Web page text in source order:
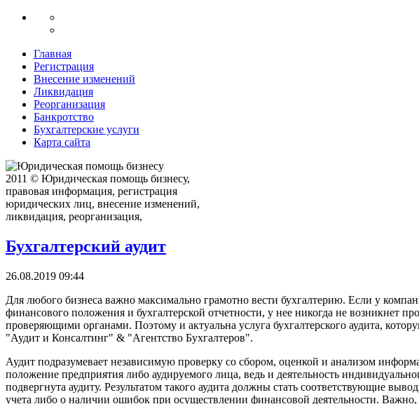
Главная
Регистрация
Внесение изменений
Ликвидация
Реорганизация
Банкротство
Бухгалтерские услуги
Карта сайта
Бухгалтерский аудит
26.08.2019 09:44
Для любого бизнеса важно максимально грамотно вести бухгалтерию. Если у
финансового положения и бухгалтерской отчетности, у нее никогда не возникнет
проверяющими органами. Поэтому и актуальна услуга бухгалтерского аудита,
"Аудит и Консалтинг" & "Агентство Бухгалтеров".
Аудит подразумевает независимую проверку со сбором, оценкой и анализом
положение предприятия либо аудируемого лица, ведь и деятельность
подвергнута аудиту. Результатом такого аудита должны стать соответствующие
учета либо о наличии ошибок при осуществлении финансовой деятельности.
2011 © Юридическая помощь бизнесу,
правовая информация, регистрация
юридических лиц, внесение изменений,
ликвидация, реорганизация,